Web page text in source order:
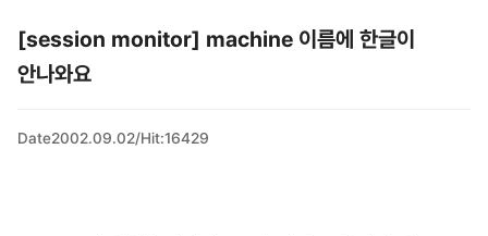
[session monitor] machine 이름에 한글이
안나와요
Date2002.09.02/Hit:16429